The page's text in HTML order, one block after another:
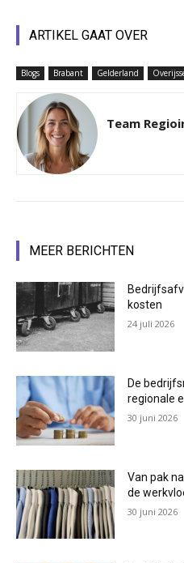
ARTIKEL GAAT OVER
Blogs Brabant Gelderland
Team
MEER BERICHTEN
kosten
24 juli 2026
De
regionale
30 juni 2026
Van pak
de
30 juni 2026